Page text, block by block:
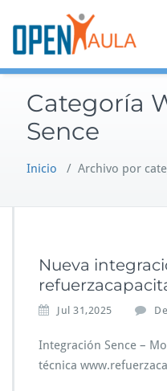
contenido
Categoría
Sence
Inicio / Archivo por
Nueva
Jul 31,2025
Integración Sence –
técnica